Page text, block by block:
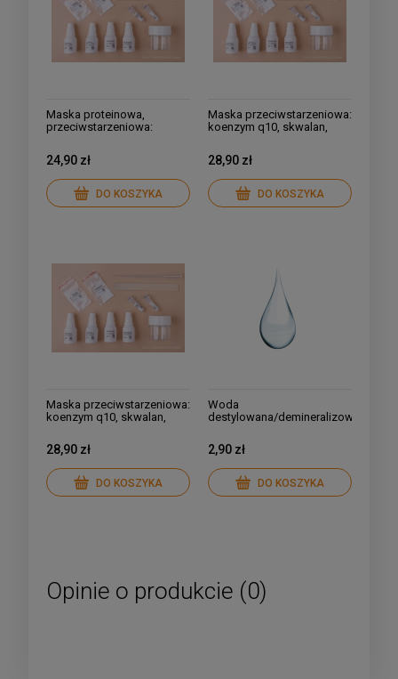
Maska proteinowa,
przeciwstarzeniowa:
koenzym q10, skwalan,
witamina E
24,90 zł
DO KOSZYKA
Maska przeciwstarzeniowa:
koenzym q10, skwalan,
Centella asiatica
28,90 zł
DO KOSZYKA
Maska przeciwstarzeniowa:
koenzym q10, skwalan,
ekstrakt z granatu
28,90 zł
DO KOSZYKA
Woda
destylowana/demineralizowana
2,90 zł
DO KOSZYKA
Opinie o produkcie (0)